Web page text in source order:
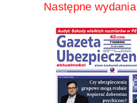
Następne wydania